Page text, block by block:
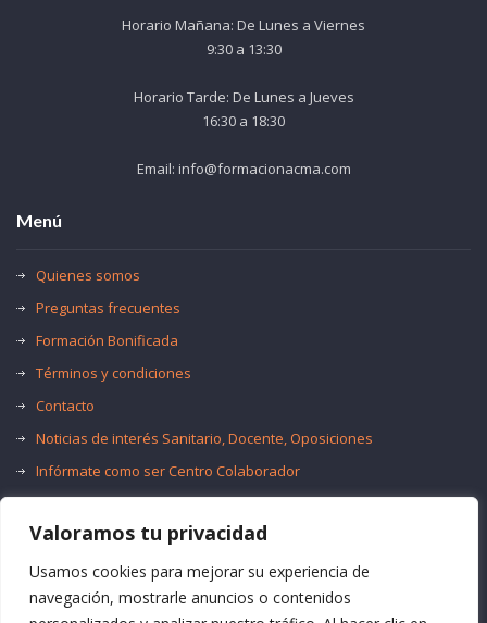
Valoramos tu privacidad
Usamos cookies para mejorar su experiencia de
navegación, mostrarle anuncios o contenidos
Horario Mañana: De Lunes a Viernes
9:30 a 13:30
Horario Tarde: De Lunes a Jueves
16:30 a 18:30
Email: info@formacionacma.com
Menú
Quienes somos
Preguntas frecuentes
Formación Bonificada
Términos y condiciones
Contacto
Noticias de interés Sanitario, Docente, Oposiciones
Infórmate como ser Centro Colaborador
Oferta de Empleo Público
Bolsas de Empleo